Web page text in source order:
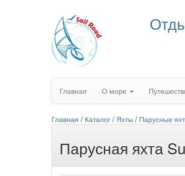
Главная О море
Главная / Каталог / Яхты / Парусные
Парусная яхта